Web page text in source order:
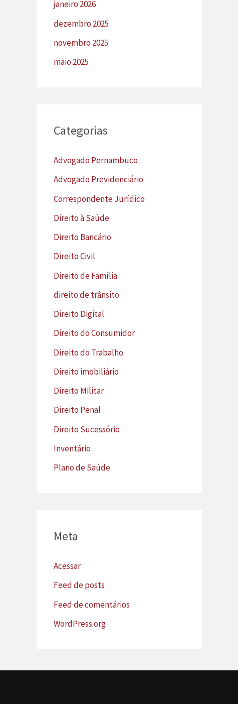
janeiro 2026
dezembro 2025
novembro 2025
maio 2025
Categorias
Advogado Pernambuco
Advogado Previdenciário
Correspondente Jurídico
Direito à Saúde
Direito Bancário
Direito Civil
Direito de Família
direito de trânsito
Direito Digital
Direito do Consumidor
Direito do Trabalho
Direito imobiliário
Direito Militar
Direito Penal
Direito Sucessório
Inventário
Plano de Saúde
Meta
Acessar
Feed de posts
Feed de comentários
WordPress.org